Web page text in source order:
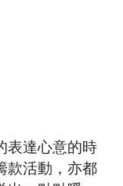
達心意的時
款活動，亦都